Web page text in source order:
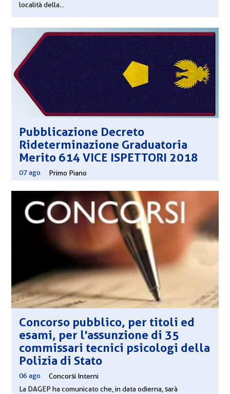
località della...
Pubblicazione Decreto
Rideterminazione Graduatoria
Merito 614 VICE ISPETTORI 2018
07 ago Primo Piano
Concorso pubblico, per titoli ed
esami, per l'assunzione di 35
commissari tecnici psicologi della
Polizia di Stato
06 ago
Concorsi Interni
La DAGEP ha comunicato che, in data odierna, sarà